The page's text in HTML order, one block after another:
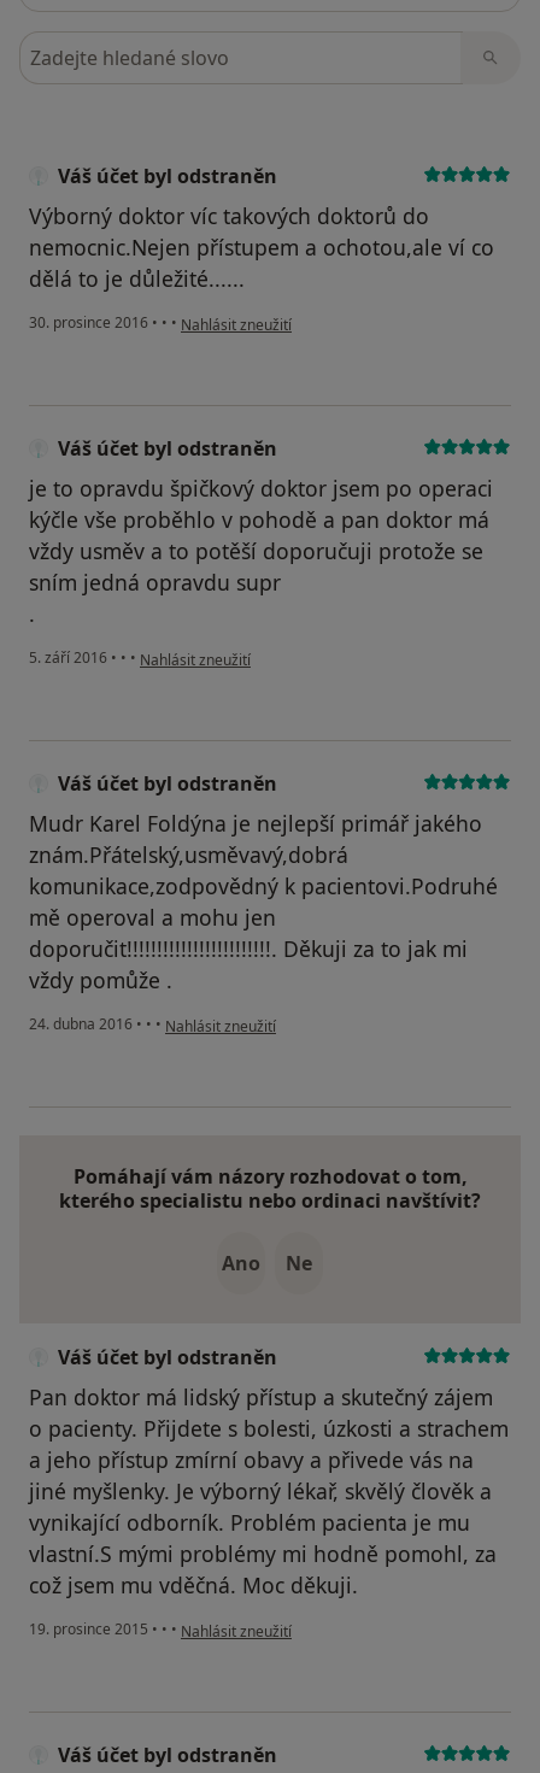
Hledejte v názorech
Váš účet byl odstraněn
Výborný doktor víc takových doktorů do
nemocnic.Nejen přístupem a ochotou,ale ví co
dělá to je důležité......
30. prosince 2016 • • • podle názoru uživatele Váš účet byl odstraněn
Nahlásit zneužití
Váš účet byl odstraněn
je to opravdu špičkový doktor jsem po operaci
kýčle vše proběhlo v pohodě a pan doktor má
vždy usměv a to potěší doporučuji protože se
sním jedná opravdu supr
.
5. září 2016 • • • podle názoru uživatele Váš účet byl odstraněn
Nahlásit zneužití
Váš účet byl odstraněn
Mudr Karel Foldýna je nejlepší primář jakého
znám.Přátelský,usměvavý,dobrá
komunikace,zodpovědný k pacientovi.Podruhé
mě operoval a mohu jen
doporučit!!!!!!!!!!!!!!!!!!!!!!!!. Děkuji za to jak mi
vždy pomůže .
24. dubna 2016 • • • podle názoru uživatele Váš účet byl odstraněn
Nahlásit zneužití
Pomáhají vám názory rozhodovat o tom,
kterého specialistu nebo ordinaci navštívit?
Ano Ne
Váš účet byl odstraněn
Pan doktor má lidský přístup a skutečný zájem
o pacienty. Přijdete s bolesti, úzkosti a strachem
a jeho přístup zmírní obavy a přivede vás na
jiné myšlenky. Je výborný lékař, skvělý člověk a
vynikající odborník. Problém pacienta je mu
vlastní.S mými problémy mi hodně pomohl, za
což jsem mu vděčná. Moc děkuji.
19. prosince 2015 • • • podle názoru uživatele Váš účet byl odstraněn
Nahlásit zneužití
Váš účet byl odstraněn